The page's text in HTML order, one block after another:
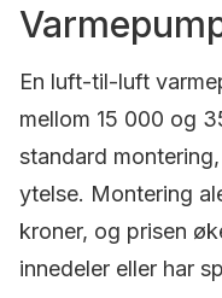
En luft-til-luft
mellom 15 000 og
standard
ytelse. Montering
kroner, og prisen
innedeler eller har